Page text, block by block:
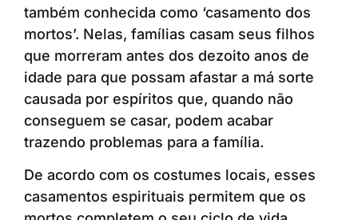
também conhecida como ‘casamento dos
mortos’. Nelas, famílias casam seus filhos
que morreram antes dos dezoito anos de
idade para que possam afastar a má sorte
causada por espíritos que, quando não
conseguem se casar, podem acabar
trazendo problemas para a família.
De acordo com os costumes locais, esses
casamentos espirituais permitem que os